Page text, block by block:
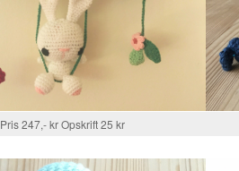
Pris 247,- kr Opskrift 25 kr